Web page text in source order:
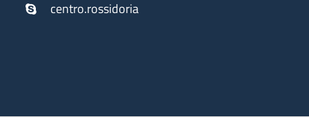
centro.rossidoria